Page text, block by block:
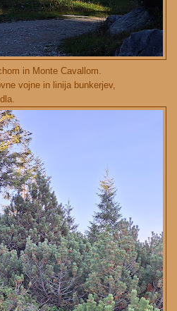
in Monte Cavallom.
vojne in linija bunkerjev,